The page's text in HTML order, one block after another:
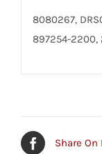
8080267,
897254-2200,
Share On